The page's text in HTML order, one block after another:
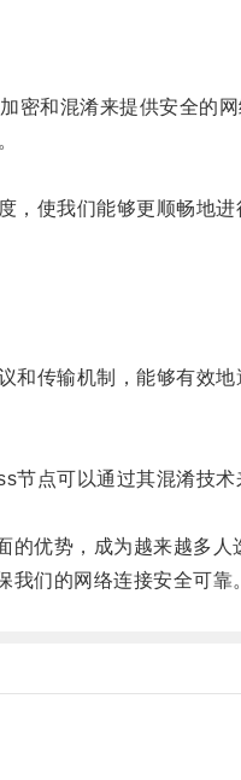
和混淆来提供安全的网
使我们能够更顺畅地进
传输机制，能够有效地
点可以通过其混淆技术
优势，成为越来越多人
们的网络连接安全可靠